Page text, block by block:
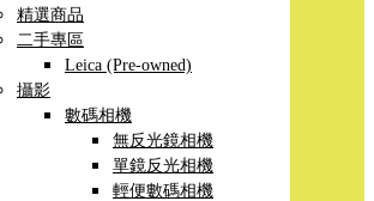
精選商品
二手專區
Leica (Pre-owned)
攝影
數碼相機
無反光鏡相機
單鏡反光相機
輕便數碼相機